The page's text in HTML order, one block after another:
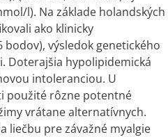
l). Na základe holandských
ako klinicky
bodov), výsledok genetického
Doterajšia hypolipidemická
intoleranciou. U
použité rôzne potentné
vrátane alternatívnych.
liečbu pre závažné myalgie